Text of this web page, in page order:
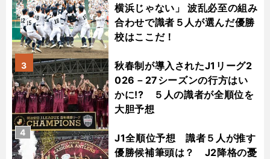
横浜じゃない」 波乱必至の組み
合わせで識者５人が選んだ優勝
校はここだ！
秋春制が導入されたJ1リーグ2
026－27シーズンの行方はい
かに!? ５人の識者が全順位を
大胆予想
3
J1全順位予想 識者５人が推す
優勝候補筆頭は？ J2降格の憂
4